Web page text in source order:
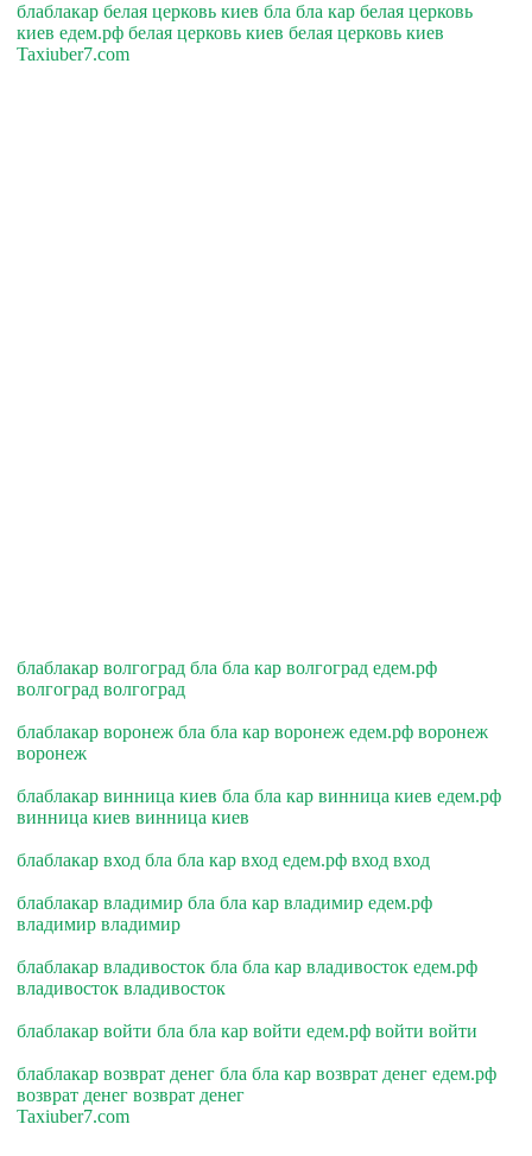
блаблакар белая церковь киев бла бла кар белая церковь
киев едем.рф белая церковь киев белая церковь киев
Taxiuber7.com
блаблакар волгоград бла бла кар волгоград едем.рф
волгоград волгоград
блаблакар воронеж бла бла кар воронеж едем.рф воронеж
воронеж
блаблакар винница киев бла бла кар винница киев едем.рф
винница киев винница киев
блаблакар вход бла бла кар вход едем.рф вход вход
блаблакар владимир бла бла кар владимир едем.рф
владимир владимир
блаблакар владивосток бла бла кар владивосток едем.рф
владивосток владивосток
блаблакар войти бла бла кар войти едем.рф войти войти
блаблакар возврат денег бла бла кар возврат денег едем.рф
возврат денег возврат денег
Taxiuber7.com